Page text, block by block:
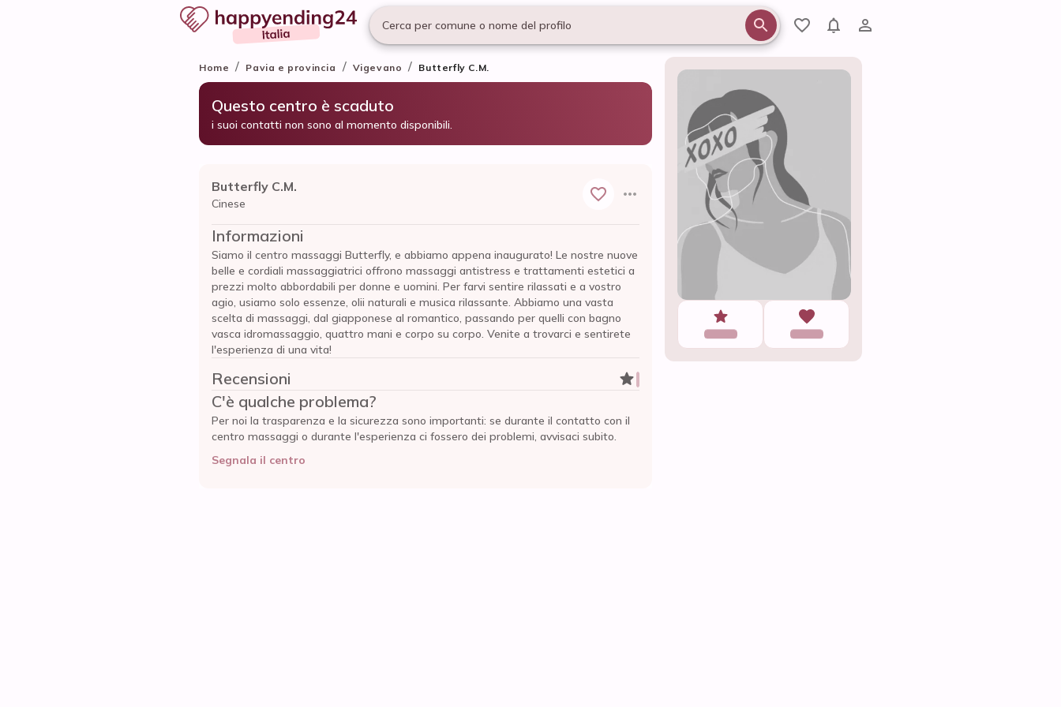
Cerca per comune o nome del profilo
Home / Pavia e provincia / Vigevano / Butterfly C.M.
Questo centro è scaduto
i suoi contatti non sono al momento disponibili.
Butterfly C.M.
Cinese
Informazioni
Siamo il centro massaggi Butterfly, e abbiamo appena inaugurato! Le nostre nuove
belle e cordiali massaggiatrici offrono massaggi antistress e trattamenti estetici a
prezzi molto abbordabili per donne e uomini. Per farvi sentire rilassati e a vostro
agio, usiamo solo essenze, olii naturali e musica rilassante. Abbiamo una vasta
scelta di massaggi, dal giapponese al romantico, passando per quelli con bagno
vasca idromassaggio, quattro mani e corpo su corpo. Venite a trovarci e sentirete
l'esperienza di una vita!
Recensioni
C'è qualche problema?
Per noi la trasparenza e la sicurezza sono importanti: se durante il contatto con il
centro massaggi o durante l'esperienza ci fossero dei problemi, avvisaci subito.
Segnala il centro